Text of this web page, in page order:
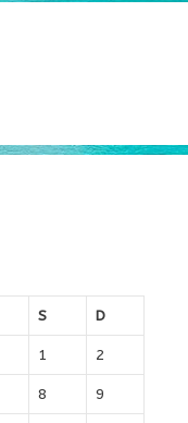
S D
1 2
8 9